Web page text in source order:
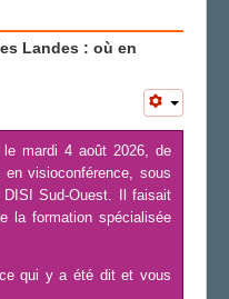
Landes : où en
mardi 4 août 2026, de
visioconférence, sous
DISI Sud-Ouest. Il faisait
la formation spécialisée
qui y a été dit et vous